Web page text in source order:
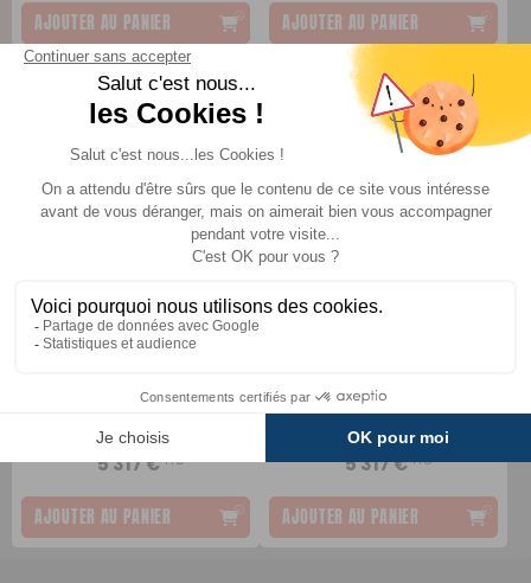
AJOUTER AU PANIER AJOUTER AU PANIER
DESTOCKAGE
2 VAE Cote CV200 Rouge
19 p + Porte Vélos
5 769 €
5 317 €TTC
AJOUTER AU PANIER
DESTOCKAGE
Comparer
5 769 €
5 317 €TTC
AJOUTER AU PANIER